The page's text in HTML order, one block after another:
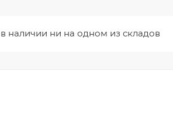
наличии ни на одном из складов